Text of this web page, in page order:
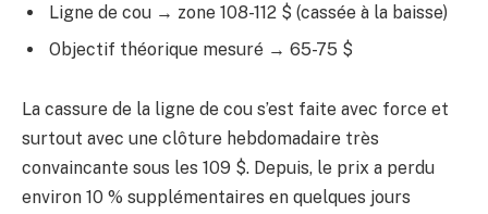
Ligne de cou → zone 108-112 $ (cassée à la baisse)
Objectif théorique mesuré → 65-75 $
La cassure de la ligne de cou s’est faite avec force et
surtout avec une clôture hebdomadaire très
convaincante sous les 109 $. Depuis, le prix a perdu
environ 10 % supplémentaires en quelques jours